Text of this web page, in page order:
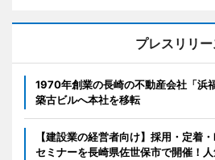
プレスリリー
1970年創業の長崎の不動産会社「浜
築古ビルへ本社を移転
【建設業の経営者向け】採用・定着
セミナーを長崎県佐世保市で開催！